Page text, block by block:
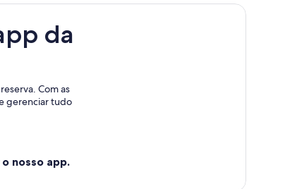
da
Com as
gerenciar tudo
nosso app.